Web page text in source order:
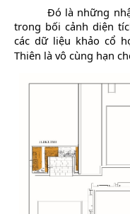
Đó là những
trong bối cảnh diện
các dữ liệu khảo cổ
Thiên là vô cùng hạn